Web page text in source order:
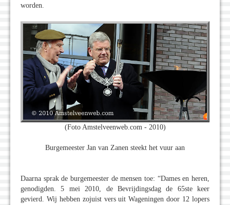
worden.
(Foto Amstelveenweb.com - 2010)
Burgemeester Jan van Zanen steekt het vuur aan
Daarna sprak de burgemeester de mensen toe: “Dames en heren,
genodigden. 5 mei 2010, de Bevrijdingsdag de 65ste keer
gevierd. Wij hebben zojuist vers uit Wageningen door 12 lopers